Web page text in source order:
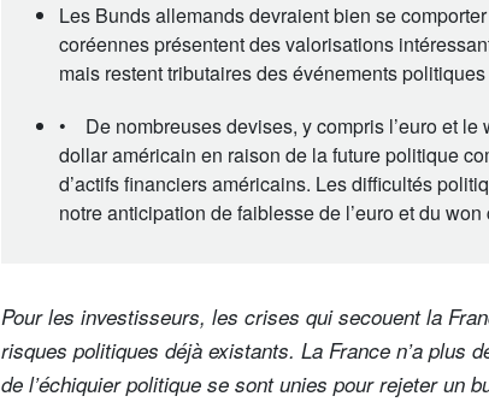
Les Bunds allemands devraient bien se
coréennes présentent des valorisations
mais restent tributaires des événements politiques
• De nombreuses devises, y compris l’euro et le
dollar américain en raison de la future politique
d’actifs financiers américains. Les difficultés
notre anticipation de faiblesse de l’euro et du won
Pour les investisseurs, les crises qui secouent la
risques politiques déjà existants. La France n’a plus
de l’échiquier politique se sont unies pour rejeter un